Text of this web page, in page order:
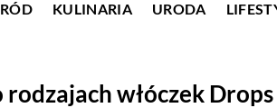
KULINARIA URODA
włóczek